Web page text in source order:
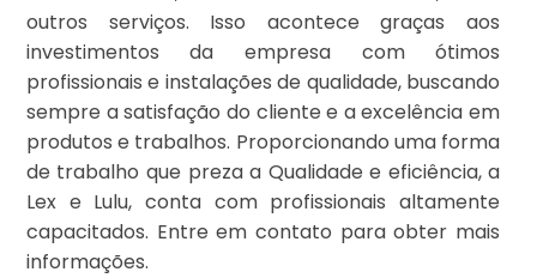
outros serviços. Isso acontece graças aos
investimentos da empresa com ótimos
profissionais e instalações de qualidade, buscando
sempre a satisfação do cliente e a excelência em
produtos e trabalhos. Proporcionando uma forma
de trabalho que preza a Qualidade e eficiência, a
Lex e Lulu, conta com profissionais altamente
capacitados. Entre em contato para obter mais
informações.